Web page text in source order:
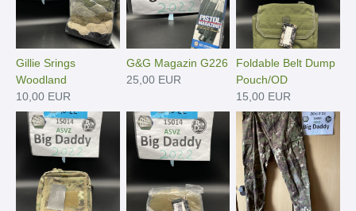
Gillie Srings
Woodland
10,00 EUR
G&G Magazin G226
25,00 EUR
Foldable Belt Dump
Pouch/OD
15,00 EUR